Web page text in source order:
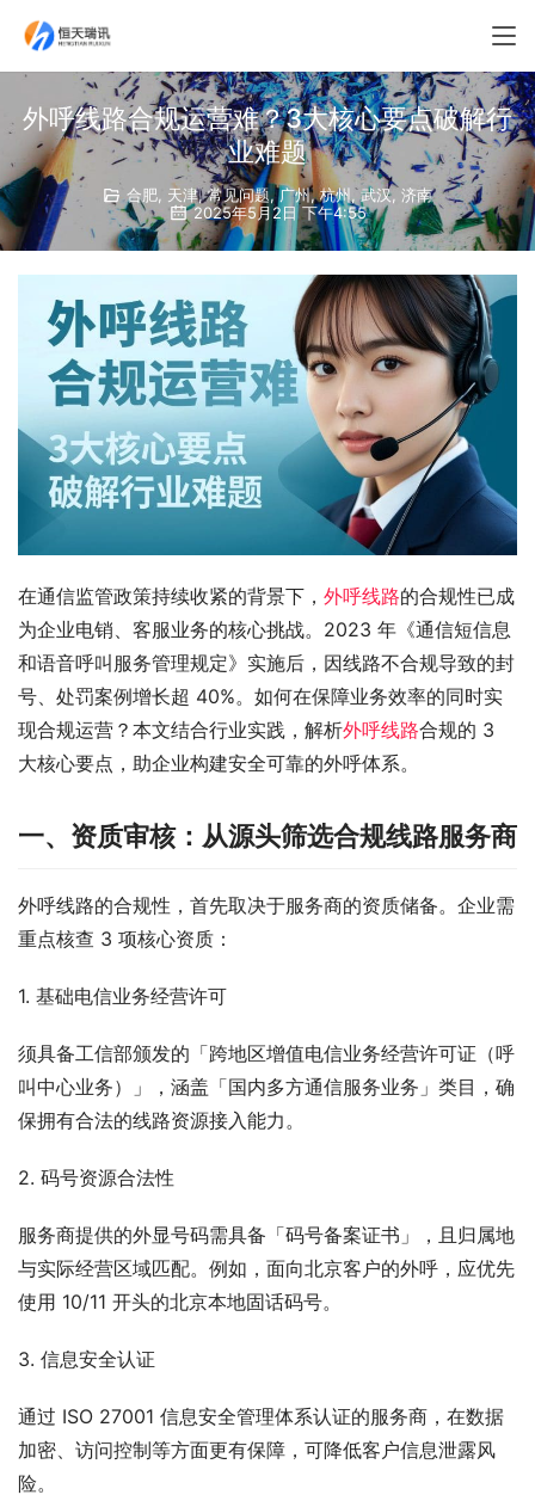
外呼线路合规运营难？3大核心要点破解行
业难题​
合肥 天津,常见问题,广州,杭州 ,武汉,济南
2025年5月2日 下午4:55
在通信监管政策持续收紧的背景下， 外呼线路的合规性已成
为企业电销、客服业务的核心挑战。2023 年《通信短信息
和语音呼叫服务管理规定》实施后，因线路不合规导致的封
号、处罚案例增长超 40%。如何在保障业务效率的同时实
现合规运营？本文结合行业实践，解析外呼线路合规的 3
大核心要点，助企业构建安全可靠的外呼体系。​
一、资质审核：从源头筛选合规线路服务商​
外呼线路的合规性，首先取决于服务商的资质储备。企业需
重点核查 3 项核心资质：​
1. 基础电信业务经营许可​
须具备工信部颁发的「跨地区增值电信业务经营许可证（呼
叫中心业务）」，涵盖「国内多方通信服务业务」类目，确
保拥有合法的线路资源接入能力。​
2. 码号资源合法性​
服务商提供的外显号码需具备「码号备案证书」，且归属地
与实际经营区域匹配。例如，面向北京客户的外呼，应优先
使用 10/11 开头的北京本地固话码号。​
3. 信息安全认证​
通过 ISO 27001 信息安全管理体系认证的服务商，在数据
加密、访问控制等方面更有保障，可降低客户信息泄露风
险。​